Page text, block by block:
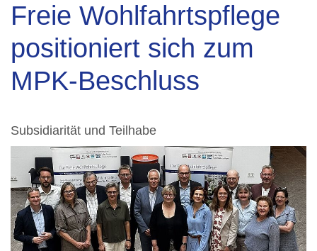
Freie Wohlfahrtspflege
positioniert sich zum
MPK-Beschluss
Subsidiarität und Teilhabe